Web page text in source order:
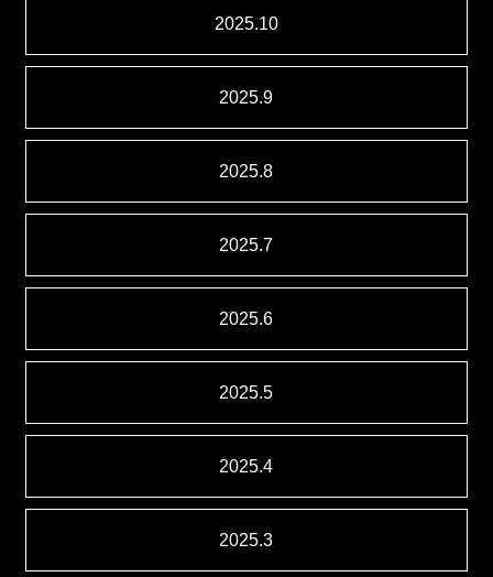
2025.10
2025.9
2025.8
2025.7
2025.6
2025.5
2025.4
2025.3